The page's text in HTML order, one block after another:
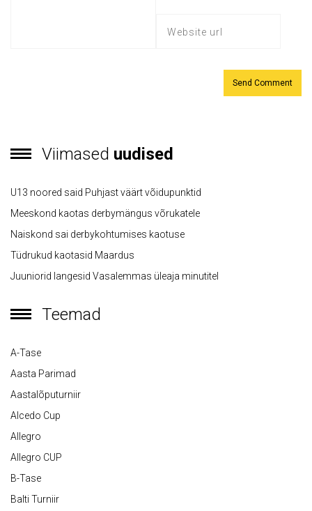
Viimased uudised
U13 noored said Puhjast väärt võidupunktid
Meeskond kaotas derbymängus võrukatele
Naiskond sai derbykohtumises kaotuse
Tüdrukud kaotasid Maardus
Juuniorid langesid Vasalemmas üleaja minutitel
Teemad
A-Tase
Aasta Parimad
Aastalõputurniir
Alcedo Cup
Allegro
Allegro CUP
B-Tase
Balti Turniir